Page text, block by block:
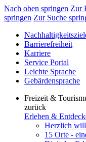
Nach oben springen Zur
springen Zur Suche
Barrierefreiheit
Karriere
Service Portal
Leichte Sprache
Gebärdensprache
Freizeit &
zurück
Erleben &
Herzlich
15 Orte -